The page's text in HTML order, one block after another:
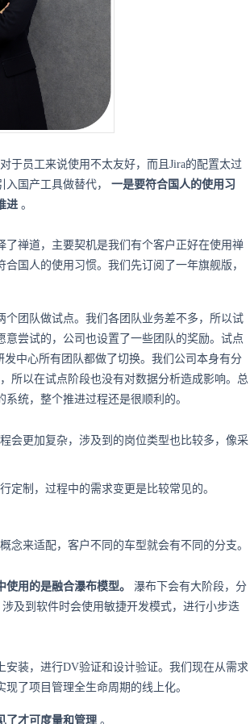
于员工来说使用不太友好，而且Jira的配置太过
国产工具做替代，
一是要符合国人的使用习
进 。
禅道，主要契机是我们有个客户正好在使用禅
国人的使用习惯。我们先订阅了一年旗舰版，
团队做试点。我们各团队业务差不多，所以试
尝试的，公司也设置了一些团队的奖励。试点
中心所有团队都做了切换。我们公司本身有分
所以在试点阶段也没有对数据分析造成影响。总
统，整个推进过程还是很顺利的。
会更加复杂，涉及到的岗位类型也比较多，像采
定制，过程中的需求变更是比较常见的。
念来适配，客户不同的车型就会有不同的分支。
用的是融合瀑布模型。
瀑布下会有大阶段，分
及到软件时会使用敏捷开发模式，进行小步迭
装，进行DV验证和设计验证。我们现在从需求
了项目管理全生命周期的线上化。
了才可度量和管理 。